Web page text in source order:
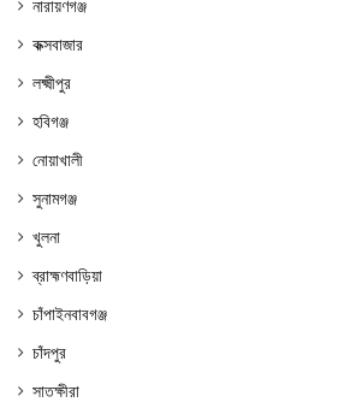
নারায়ণগঞ্জ
কক্সবাজার
লক্ষ্মীপুর
হবিগঞ্জ
নোয়াখালী
সুনামগঞ্জ
খুলনা
ব্রাহ্মণবাড়িয়া
চাঁপাইনবাবগঞ্জ
চাঁদপুর
সাতক্ষীরা